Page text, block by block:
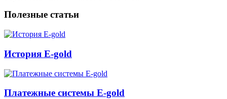
Полезные статьи
История E-gold
Платежные системы E-gold